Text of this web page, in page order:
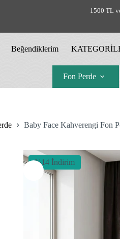
1500 TL
Beğendiklerim
Fon Perde
Baby Face Kahverengi Fon
%14 İndirim